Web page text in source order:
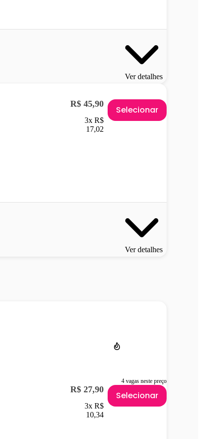
Ver detalhes
R$ 45,90
3x R$
17,02
Selecionar
Ver detalhes
4 vagas neste preço
R$ 27,90
3x R$
10,34
Selecionar